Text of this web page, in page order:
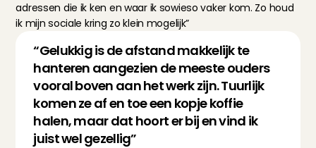
adressen die ik ken en waar ik sowieso vaker kom. Zo houd
ik mijn sociale kring zo klein mogelijk”
“Gelukkig is de afstand makkelijk te
hanteren aangezien de meeste ouders
vooral boven aan het werk zijn. Tuurlijk
komen ze af en toe een kopje koffie
halen, maar dat hoort er bij en vind ik
juist wel gezellig”